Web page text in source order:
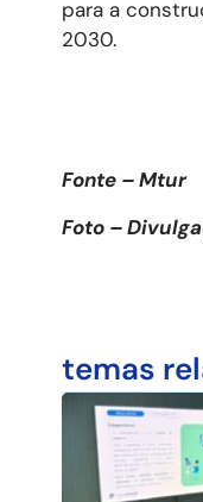
para a
2030.
Fonte – Mtur
Foto –
temas